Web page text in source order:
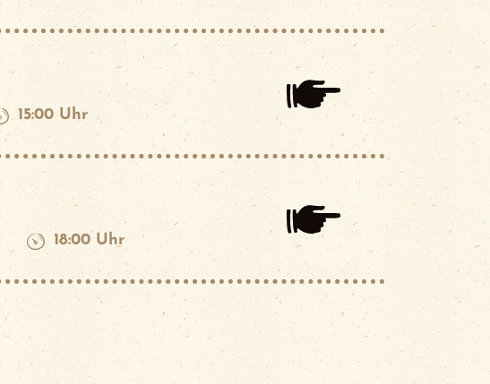
15:00 Uhr
18:00 Uhr